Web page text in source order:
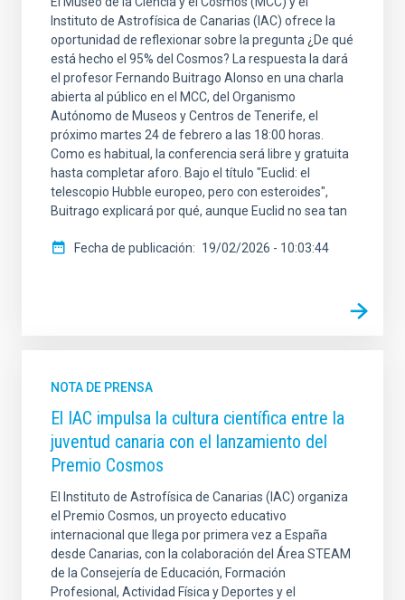
Instituto de Astrofísica de Canarias (IAC) ofrece la
oportunidad de reflexionar sobre la pregunta ¿De qué
está hecho el 95% del Cosmos? La respuesta la dará
el profesor Fernando Buitrago Alonso en una charla
abierta al público en el MCC, del Organismo
Autónomo de Museos y Centros de Tenerife, el
próximo martes 24 de febrero a las 18:00 horas.
Como es habitual, la conferencia será libre y gratuita
hasta completar aforo. Bajo el título "Euclid: el
telescopio Hubble europeo, pero con esteroides",
Buitrago explicará por qué, aunque Euclid no sea tan
Fecha de publicación 19/02/2026 - 10:03:44
NOTA DE PRENSA
El IAC impulsa la cultura científica entre la
juventud canaria con el lanzamiento del
Premio Cosmos
El Instituto de Astrofísica de Canarias (IAC) organiza
el Premio Cosmos, un proyecto educativo
internacional que llega por primera vez a España
desde Canarias, con la colaboración del Área STEAM
de la Consejería de Educación, Formación
Profesional, Actividad Física y Deportes y el